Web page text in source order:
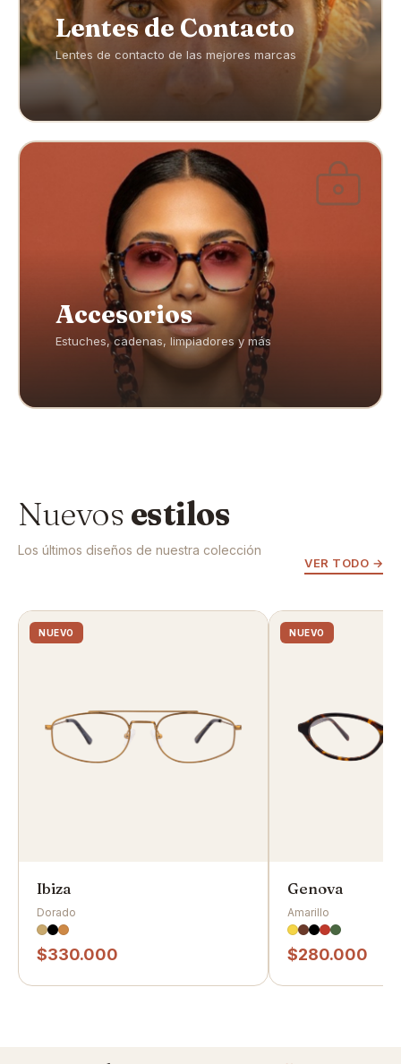
Lentes de Contacto
Lentes de contacto de las mejores marcas
Accesorios
Estuches, cadenas, limpiadores y más
Nuevos estilos
Los últimos diseños de nuestra colección
VER TODO →
NUEVO
Ibiza
Dorado
$330.000
NUEVO
Genova
Amarillo
$280.000